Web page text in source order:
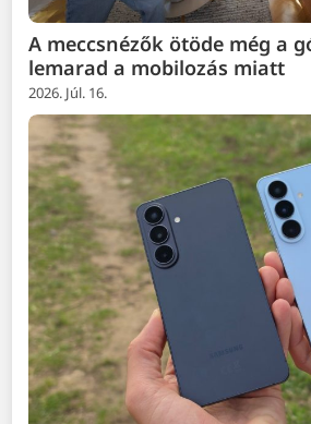
A meccsnézők ötöde még a
lemarad a mobilozás miatt
2026. Júl. 16.